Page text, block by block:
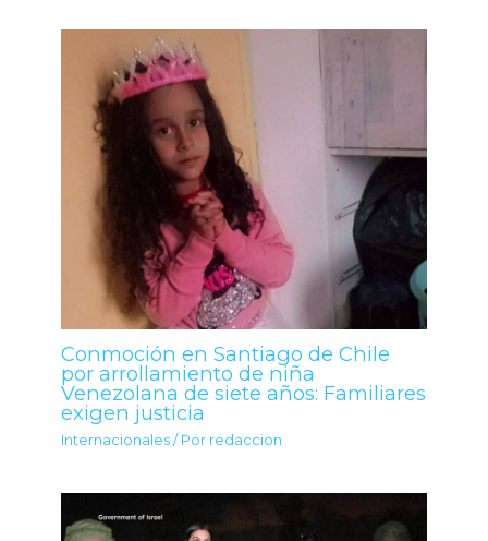
Conmoción en Santiago de Chile
por arrollamiento de niña
Venezolana de siete años: Familiares
exigen justicia
Internacionales / Por redaccion